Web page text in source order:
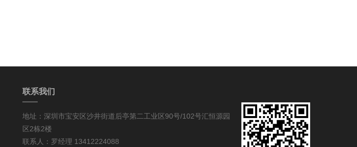
联系我们
地址：深圳市宝安区沙井街道后亭第二工业区90号/102号汇恒源园
区2栋2楼
联系人：罗经理 13412224088